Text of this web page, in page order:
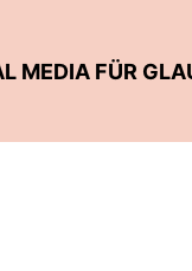
MEDIA FÜR